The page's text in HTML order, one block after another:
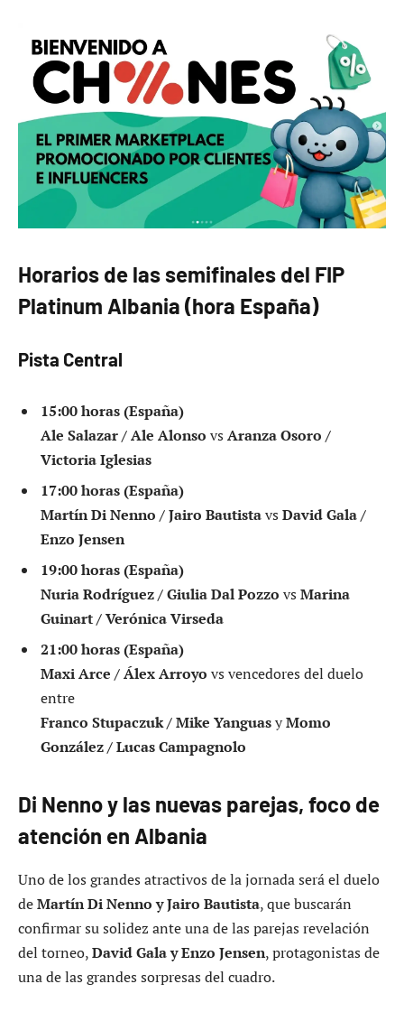
Horarios de las semifinales del FIP
Platinum Albania (hora España)
Pista Central
15:00 horas (España)
Ale Salazar / Ale Alonso vs Aranza Osoro /
Victoria Iglesias
17:00 horas (España)
Martín Di Nenno / Jairo Bautistavs David Gala /
Enzo Jensen
19:00 horas (España)
Nuria Rodríguez / Giulia Dal Pozzo vs Marina
Guinart / Verónica Virseda
21:00 horas (España)
Maxi Arce / Álex Arroyo vs vencedores del duelo
entre
Franco Stupaczuk / Mike YanguasyMomo
González / Lucas Campagnolo
Di Nenno y las nuevas parejas, foco de
atención en Albania
Uno de los grandes atractivos de la jornada será el duelo
deMartín Di Nenno y Jairo Bautista, que buscarán
confirmar su solidez ante una de las parejas revelación
del torneo,David Gala y Enzo Jensen, protagonistas de
una de las grandes sorpresas del cuadro.